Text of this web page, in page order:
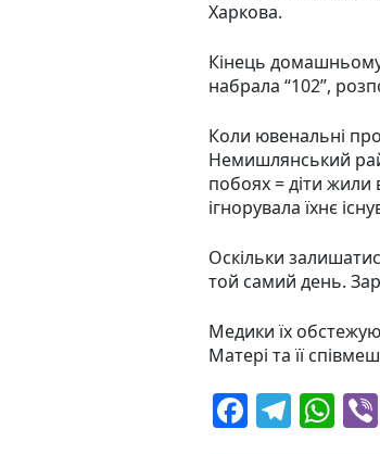
Харкова.
Кінець
набрала “102”,
Коли ювенальні
Немишлянський
побоях = діти жили
ігнорувала їхнє
Оскільки
той самий день.
Медики їх
Матері та її
F T W